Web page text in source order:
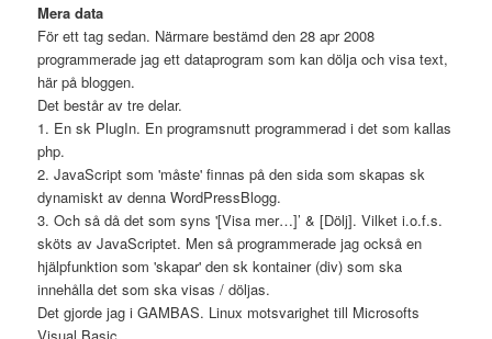
Mera data
För ett tag sedan. Närmare bestämd den 28 apr 2008
programmerade jag ett dataprogram som kan dölja och visa text,
här på bloggen.
Det består av tre delar.
1. En sk PlugIn. En programsnutt programmerad i det som kallas
php.
2. JavaScript som 'måste' finnas på den sida som skapas sk
dynamiskt av denna WordPressBlogg.
3. Och så då det som syns '[Visa mer…]’ & [Dölj]. Vilket i.o.f.s.
sköts av JavaScriptet. Men så programmerade jag också en
hjälpfunktion som 'skapar' den sk kontainer (div) som ska
innehålla det som ska visas / döljas.
Det gjorde jag i GAMBAS. Linux motsvarighet till Microsofts
Visual Basic.